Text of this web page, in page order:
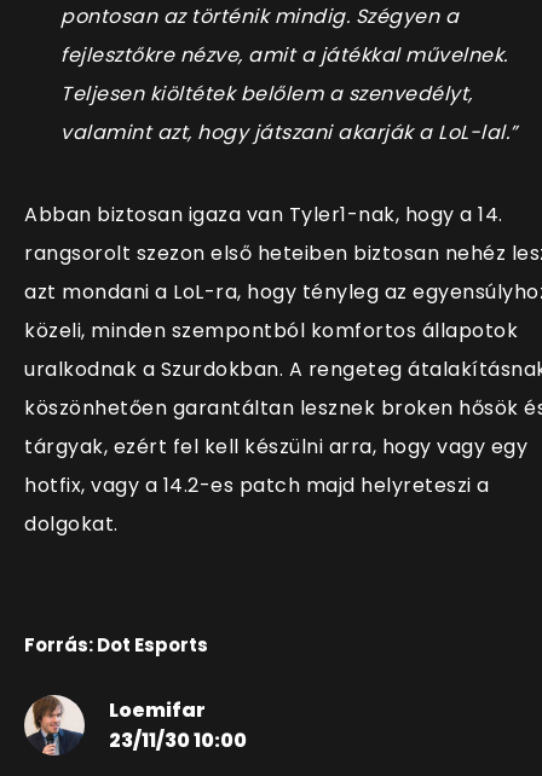
pontosan az történik mindig. Szégyen a
fejlesztőkre nézve, amit a játékkal művelnek.
Teljesen kiöltétek belőlem a szenvedélyt,
valamint azt, hogy játszani akarják a LoL-lal.”
Abban biztosan igaza van Tyler1-nak, hogy a 14.
rangsorolt szezon első heteiben biztosan nehéz
azt mondani a LoL-ra, hogy tényleg az
közeli, minden szempontból komfortos állapotok
uralkodnak a Szurdokban. A rengeteg
köszönhetően garantáltan lesznek broken hősök
tárgyak, ezért fel kell készülni arra, hogy vagy egy
hotfix, vagy a 14.2-es patch majd helyreteszi a
dolgokat.
Forrás: Dot Esports
Loemifar
23/11/30 10:00